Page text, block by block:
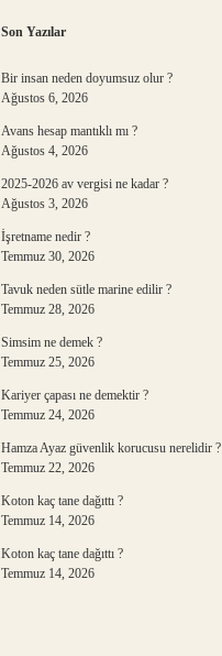
Son Yazılar
Bir insan neden doyumsuz olur ?
Ağustos 6, 2026
Avans hesap mantıklı mı ?
Ağustos 4, 2026
2025-2026 av vergisi ne kadar ?
Ağustos 3, 2026
İşretname nedir ?
Temmuz 30, 2026
Tavuk neden sütle marine edilir ?
Temmuz 28, 2026
Simsim ne demek ?
Temmuz 25, 2026
Kariyer çapası ne demektir ?
Temmuz 24, 2026
Hamza Ayaz güvenlik korucusu nerelidir ?
Temmuz 22, 2026
Koton kaç tane dağıttı ?
Temmuz 14, 2026
Koton kaç tane dağıttı ?
Temmuz 14, 2026